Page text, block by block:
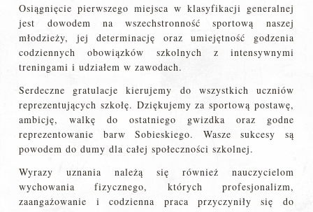
Osiągnięcie pierwszego miejsca w klasyfikacji generalnej
jest dowodem na wszechstronność sportową naszej
młodzieży, jej determinację oraz umiejętność godzenia
codziennych obowiązków szkolnych z intensywnymi
treningami i udziałem w zawodach.
Serdeczne gratulacje kierujemy do wszystkich uczniów
reprezentujących szkołę. Dziękujemy za sportową postawę,
ambicję, walkę do ostatniego gwizdka oraz godne
reprezentowanie barw Sobieskiego. Wasze sukcesy są
powodem do dumy dla całej społeczności szkolnej.
Wyrazy uznania należą się również nauczycielom
wychowania fizycznego, których profesjonalizm,
zaangażowanie i codzienna praca przyczyniły się do